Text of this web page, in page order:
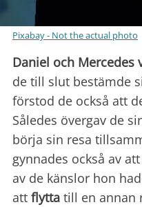
Pixabay - Not the actual photo
Daniel och Mercedes
de till slut bestämde
förstod de också att
Således övergav de
börja sin resa
gynnades också av
av de känslor hon
att flytta till en annan